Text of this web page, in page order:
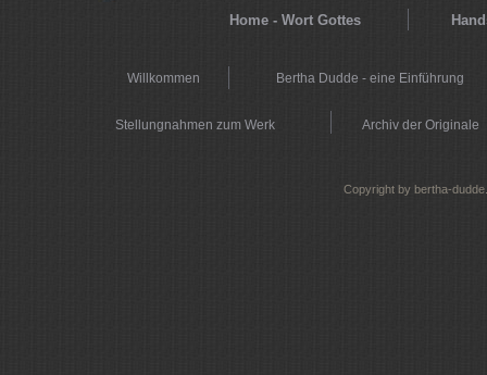
Home - Wort Gottes
Willkommen Bertha Dudde - eine Einführung
Stellungnahmen zum Werk Archiv der Originale
Copyright by bertha-